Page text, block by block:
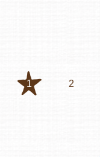
1 2